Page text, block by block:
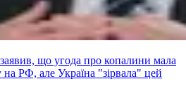
заявив, що угода про копалини мала
на РФ, але Україна "зірвала" цей